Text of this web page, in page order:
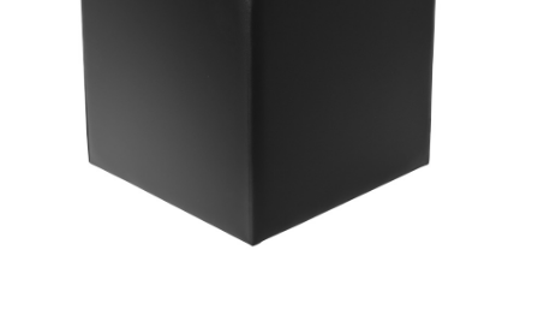
Impressum
Geschäftsbedingungen